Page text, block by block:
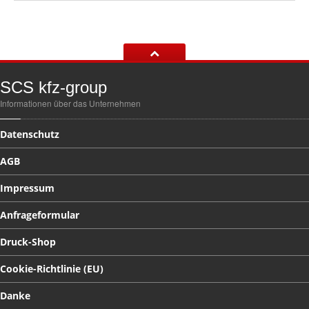
SCS kfz-group
Informationen über das Unternehmen
Datenschutz
AGB
Impressum
Anfrageformular
Druck-Shop
Cookie-Richtlinie (EU)
Danke